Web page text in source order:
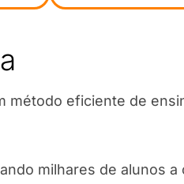
método eficiente de
milhares de alunos